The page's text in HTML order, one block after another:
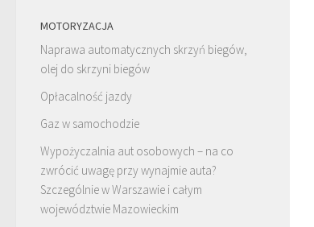
MOTORYZACJA
Naprawa automatycznych skrzyń biegów,
olej do skrzyni biegów
Opłacalność jazdy
Gaz w samochodzie
Wypożyczalnia aut osobowych – na co
zwrócić uwagę przy wynajmie auta?
Szczególnie w Warszawie i całym
województwie Mazowieckim